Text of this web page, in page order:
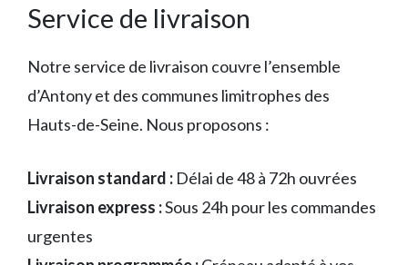
Service de livraison
Notre service de livraison couvre l’ensemble
d’Antony et des communes limitrophes des
Hauts-de-Seine. Nous proposons :
Livraison standard : Délai de 48 à 72h ouvrées
Livraison express :Sous 24h pour les commandes
urgentes